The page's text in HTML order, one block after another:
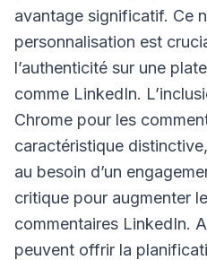
avantage significatif. Ce
personnalisation est
l’authenticité sur une
comme LinkedIn.
Chrome pour les
caractéristique
au besoin d’un
critique pour augmenter
commentaires LinkedIn.
peuvent offrir la